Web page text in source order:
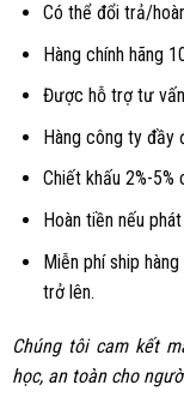
Có thể đổi trả/
Hàng chính hãng
Được hỗ trợ tư
Hàng công ty đầy
Chiết khấu 2%-
Hoàn tiền nếu
Miễn phí ship
trở lên.
Chúng tôi cam kết
học, an toàn cho